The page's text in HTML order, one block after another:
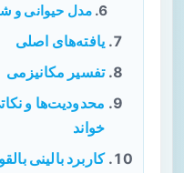
مدل حیوانی و
یافته‌های اصلی
تفسیر مکانیزمی
محدودیت‌ها و
خواند
کاربرد بالینی